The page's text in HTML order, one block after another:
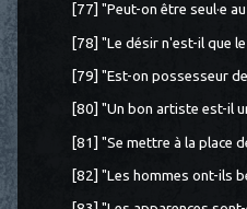
[77] "Peut-on être seul·e
[78] "Le désir n'est-il que
[79] "Est-on possesseur
[80] "Un bon artiste est-il
[81] "Se mettre à la place
[82] "Les hommes ont-ils